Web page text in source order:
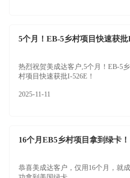
5个月！EB-5乡村项目快速获批
热烈祝贺美成达客户,5个月！EB-5乡
村项目快速获批I-526E！
2025-11-11
16个月EB5乡村项目拿到绿卡！
恭喜美成达客户，仅用16个月，就成